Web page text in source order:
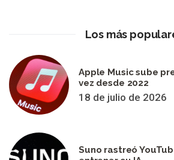
Los más
Apple Music sube
vez desde 2022
18 de julio de 2026
Suno rastreó